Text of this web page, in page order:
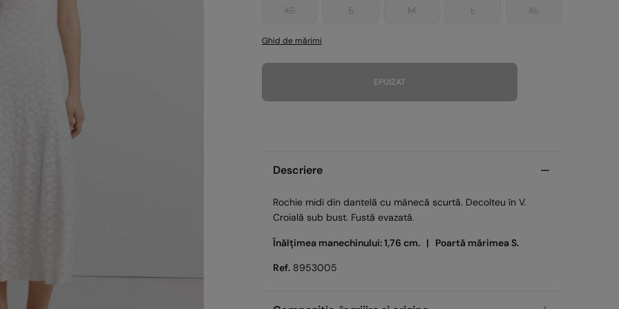
XS S M L XL
Ghid de mărimi
EPUIZAT
Descriere
Rochie midi din dantelă cu mânecă scurtă. Decolteu în V.
Croială sub bust. Fustă evazată.
Înălțimea manechinului: 1,76 cm. | Poartă mărimea S.
Ref. 8953005